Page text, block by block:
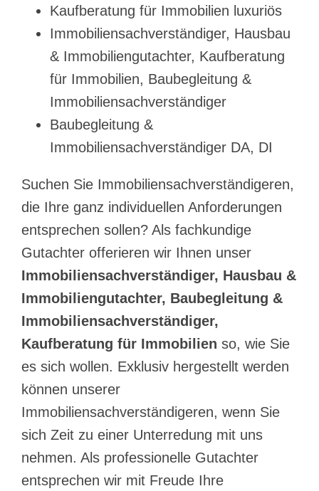
Kaufberatung für Immobilien luxuriös
Immobiliensachverständiger, Hausbau
& Immobiliengutachter, Kaufberatung
für Immobilien, Baubegleitung &
Immobiliensachverständiger
Baubegleitung &
Immobiliensachverständiger DA, DI
Suchen Sie Immobiliensachverständigeren,
die Ihre ganz individuellen Anforderungen
entsprechen sollen? Als fachkundige
Gutachter offerieren wir Ihnen unser
Immobiliensachverständiger, Hausbau &
Immobiliengutachter, Baubegleitung &
Immobiliensachverständiger,
Kaufberatung für Immobilien so, wie Sie
es sich wollen. Exklusiv hergestellt werden
können unserer
Immobiliensachverständigeren, wenn Sie
sich Zeit zu einer Unterredung mit uns
nehmen. Als professionelle Gutachter
entsprechen wir mit Freude Ihre